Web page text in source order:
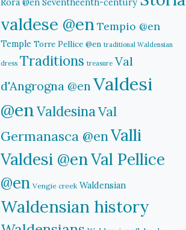
valdese @en Tempio @en
Temple Torre Pellice @en traditional Waldensian
dress Traditions treasure Val
d'Angrogna @enValdesi
@enValdesinaVal
Germanasca @enValli
Valdesi @enVal Pellice
@en Vengie creek Waldensian
Waldensian history